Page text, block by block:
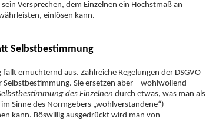
Versprechen, dem Einzelnen ein Höchstmaß an
einlösen kann.
Selbstbestimmung
fällt ernüchternd aus. Zahlreiche Regelungen der DSGVO
Selbstbestimmung. Sie ersetzen aber – wohlwollend
des Einzelnen durch etwas, was man als
Sinne des Normgebers „wohlverstandene“)
kann. Böswillig ausgedrückt wird man von